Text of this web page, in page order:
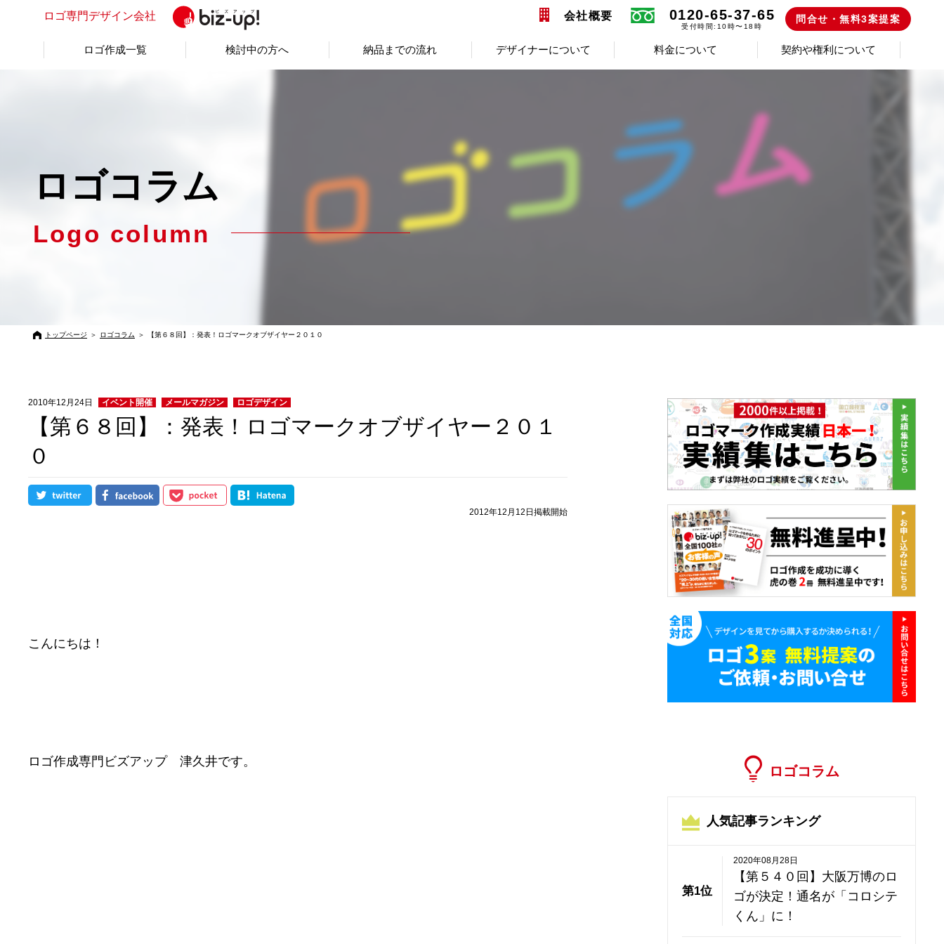
ロゴ専門デザイン会社 会社概要 0120-65-37-65
受付時間:10時〜18時
問合せ・無料3案提案
ロゴ作成一覧 検討中の方へ 納品までの流れ デザイナーについて 料金について 契約や権利について
ロゴコラム
Logo column
トップページ ＞ ロゴコラム ＞ 【第６８回】：発表！ロゴマークオブザイヤー２０１０
2010年12月24日 イベント開催 メールマガジン ロゴデザイン
【第６８回】：発表！ロゴマークオブザイヤー２０１
０
2012年12月12日掲載開始
こんにちは！
ロゴ作成専門ビズアップ 津久井です。
ロゴコラム
人気記事ランキング
第1位
2020年08月28日
【第５４０回】大阪万博のロ
ゴが決定！通名が「コロシテ
くん」に！